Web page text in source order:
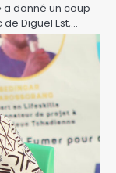
a donné un coup
Diguel Est,…